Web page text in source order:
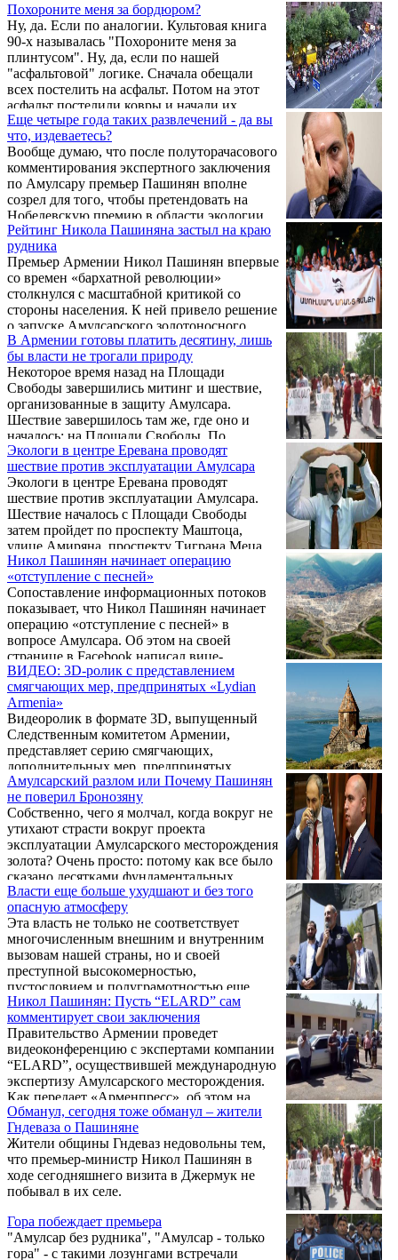
Похороните меня за бордюром?
Ну, да. Если по аналогии. Культовая книга
90-х называлась "Похороните меня за
плинтусом". Ну, да, если по нашей
"асфальтовой" логике. Сначала обещали
всех постелить на асфальт. Потом на этот
асфальт постелили ковры и начали их
упоенно мыть. "Сначала намечались
торжества, потом - аресты. Потом решили
совместить". В рамках этих скреп
цивилизации и живем!
Еще четыре года таких развлечений - да вы
что, издеваетесь?
Вообще думаю, что после полуторачасового
комментирования экспертного заключения
по Амулсару премьер Пашинян вполне
созрел для того, чтобы претендовать на
Нобелевскую премию в области экологии.
А то я вот список лауреатов просмотрел -
ни одной армянской фамилии, все какие-то
Хайеки да Милтоны Фридманы. Кошмар!
Короче, дорогой премьер, доставайте свой
фрак и с супругой прямо в город Стокгольм
(это в Швеции, не перепутайте). В
Нобелевском комитете тоже не дураки
сидят, разберутся, что к чему.
Рейтинг Никола Пашиняна застыл на краю
рудника
Премьер Армении Никол Пашинян впервые
со времен «бархатной революции»
столкнулся с масштабной критикой со
стороны населения. К ней привело решение
о запуске Амулсарского золотоносного
месторождения, которое обещает принести
серьезную прибыль в бюджет республики и
улучшить ее инвестиционную
привлекательность, но вызывает серьезные
опасения у местных жителей и населения в
целом. По мнению активистов, начало
добычи золота в том районе может
привести к загрязнению двух символов
Армении – озера Севан ...
В Армении готовы платить десятину, лишь
бы власти не трогали природу
Некоторое время назад на Площади
Свободы завершились митинг и шествие,
организованные в защиту Амулсара.
Шествие завершилось там же, где оно и
началось: на Площади Свободы. По
завершении мероприятия выступил
культуролог, основатель и художественный
руководитель группы традиционной песни
и танца «Карин» Гагик Гиносян.
Экологи в центре Еревана проводят
шествие против эксплуатации Амулсара
Экологи в центре Еревана проводят
шествие против эксплуатации Амулсара.
Шествие началось с Площади Свободы
затем пройдет по проспекту Маштоца,
улице Амиряна, проспекту Тиграна Меца,
улице Ханджяна, улице Саят-Нова и
завершится на площади Свободы.
Никол Пашинян начинает операцию
«отступление с песней»
Сопоставление информационных потоков
показывает, что Никол Пашинян начинает
операцию «отступление с песней» в
вопросе Амулсара. Об этом на своей
странице в Facebook написал вице-
председатель Республиканской партии
Армении Армен Ашотян.
ВИДЕО: 3D-ролик с представлением
смягчающих мер, предпринятых «Lydian
Armenia»
Видеоролик в формате 3D, выпущенный
Следственным комитетом Армении,
представляет серию смягчающих,
дополнительных мер, предпринятых
«Lydian Armenia».
Амулсарский разлом или Почему Пашинян
не поверил Бронозяну
Собственно, чего я молчал, когда вокруг не
утихают страсти вокруг проекта
эксплуатации Амулсарского месторождения
золота? Очень просто: потому как все было
сказано десятками фундаментальных
статей, опубликованных на страницах
"Голоса Армении" за последние 4 года,
когда наша газета первой стала открыто
оппонировать компании Lydian, причем
вела речь не столько о менее опасном риске
пыли, по поводу которой тогда шумели
экологи, а об опасности загрязнения
Севана: "О чем молчит Lydian:
Амулсарский проект ...
Власти еще больше ухудшают и без того
опасную атмосферу
Эта власть не только не соответствует
многочисленным внешним и внутренним
вызовам нашей страны, но и своей
преступной высокомерностью,
пустословием и полуграмотностью еще
больше ухудшает и без того горячую и
опасную атмосферу. Об этом написал на
своей странице в «Фейсбук» вице-
председатель Республиканской партии
Армен Ашотян, приведя факты
«беспокойного лета в Армении».
Никол Пашинян: Пусть “ELARD” сам
комментирует свои заключения
Правительство Армении проведет
видеоконференцию с экспертами компании
“ELARD”, осуществившей международную
экспертизу Амулсарского месторождения.
Как передает «Арменпресс», об этом на
встрече с жителями Джермука сказал
премьер-министр Армении Никол
Пашинян.
Обманул, сегодня тоже обманул – жители
Гндеваза о Пашиняне
Жители общины Гндеваз недовольны тем,
что премьер-министр Никол Пашинян в
ходе сегодняшнего визита в Джермук не
побывал в их селе.
Гора побеждает премьера
"Амулсар без рудника", "Амулсар - только
гора" - с такими лозунгами встречали